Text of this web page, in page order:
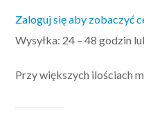
Zaloguj się aby zobaczyć
Wysyłka: 24 – 48 godzin
Przy większych ilościach